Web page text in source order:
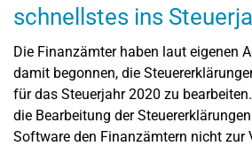
schnellstes ins
Die Finanzämter haben laut eigenen
damit begonnen, die
für das Steuerjahr 2020 zu
die Bearbeitung der
Software den Finanzämtern nicht zur